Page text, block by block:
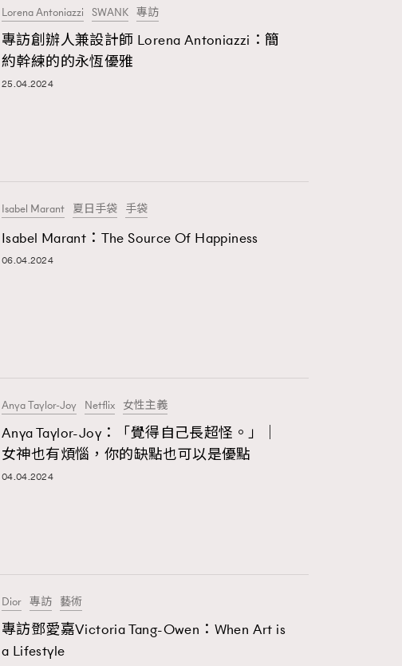
FigaroJewellery
FigaroLifestyle
90
FigaroStyle
Grooming&Fitness
HommesFashion 2
TheFrenchWay
VAxChowSangSang 4
Lorena Antoniazzi SWANK 專訪
專訪創辦人兼設計師 Lorena Antoniazzi：簡
約幹練的的永恆優雅
25.04.2024
Isabel Marant 夏日手袋 手袋
Isabel Marant：The Source Of Happiness
06.04.2024
Anya Taylor-Joy Netflix 女性主義
Anya Taylor-Joy：「覺得自己長超怪。」｜
女神也有煩惱，你的缺點也可以是優點
04.04.2024
Dior 專訪 藝術
專訪鄧愛嘉Victoria Tang-Owen：When Art is
a Lifestyle